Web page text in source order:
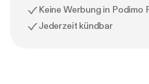
Keine Werbung in Podimo
Jederzeit kündbar